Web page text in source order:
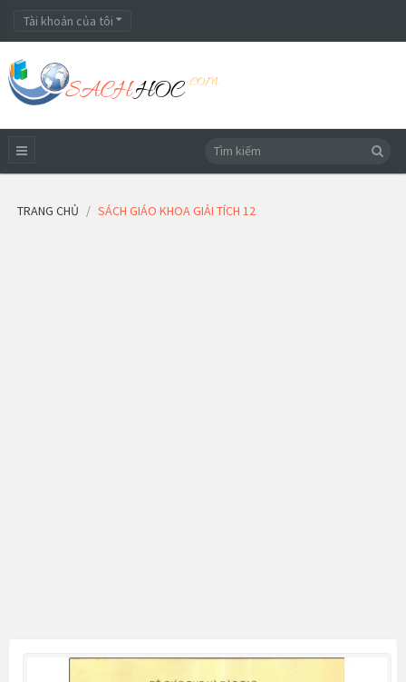
Tài khoản của tôi
TRANG CHỦ SÁCH GIÁO KHOA GIẢI TÍCH 12